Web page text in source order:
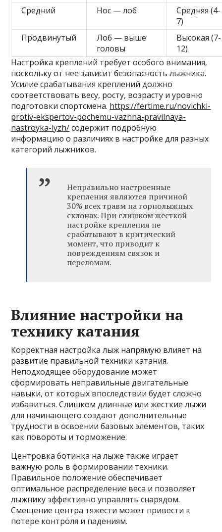
Средний
Нос — лоб
Средняя (4-
7)
Продвинутый
Лоб — выше
головы
Высокая (7-
12)
Настройка креплений требует особого внимания,
поскольку от нее зависит безопасность лыжника.
Усилие срабатывания креплений должно
соответствовать весу, росту, возрасту и уровню
подготовки спортсмена. https://fertime.ru/novichki-
protiv-ekspertov-pochemu-vazhna-pravilnaya-
nastroyka-lyzh/содержит подробную
информацию о различиях в настройке для разных
категорий лыжников.
Неправильно настроенные
крепления являются причиной
30% всех травм на горнолыжных
склонах. При слишком жесткой
настройке крепления не
срабатывают в критический
момент, что приводит к
повреждениям связок и
переломам.
Влияние настройки на
технику катания
Корректная настройка лыж напрямую влияет на
развитие правильной техники катания.
Неподходящее оборудование может
сформировать неправильные двигательные
навыки, от которых впоследствии будет сложно
избавиться. Слишком длинные или жесткие лыжи
для начинающего создают дополнительные
трудности в освоении базовых элементов, таких
как повороты и торможение.
Центровка ботинка на лыже также играет
важную роль в формировании техники.
Правильное положение обеспечивает
оптимальное распределение веса и позволяет
лыжнику эффективно управлять снарядом.
Смещение центра тяжести может привести к
потере контроля и падениям.